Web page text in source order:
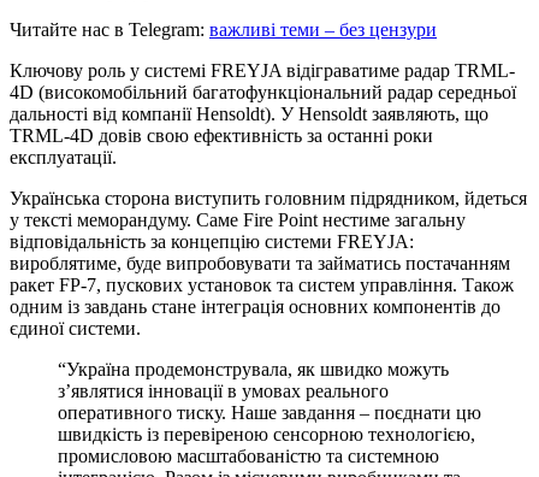
Читайте нас в Telegram: важливі теми – без цензури
Ключову роль у системі FREYJA відіграватиме радар TRML-
4D (високомобільний багатофункціональний радар середньої
дальності від компанії Hensoldt). У Hensoldt заявляють, що
TRML-4D довів свою ефективність за останні роки
експлуатації.
Українська сторона виступить головним підрядником, йдеться
у тексті меморандуму. Саме Fire Point нестиме загальну
відповідальність за концепцію системи FREYJA:
вироблятиме, буде випробовувати та займатись постачанням
ракет FP-7, пускових установок та систем управління. Також
одним із завдань стане інтеграція основних компонентів до
єдиної системи.
“Україна продемонструвала, як швидко можуть
з’являтися інновації в умовах реального
оперативного тиску. Наше завдання – поєднати цю
швидкість із перевіреною сенсорною технологією,
промисловою масштабованістю та системною